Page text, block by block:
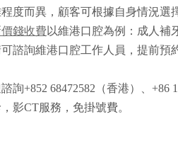
度而異，顧客可根據自身情況選
錢收費以維港口腔為例：成人補
諮詢維港口腔工作人員，提前預
詢+852 68472582（香港）、+86
影CT服務，免掛號費。